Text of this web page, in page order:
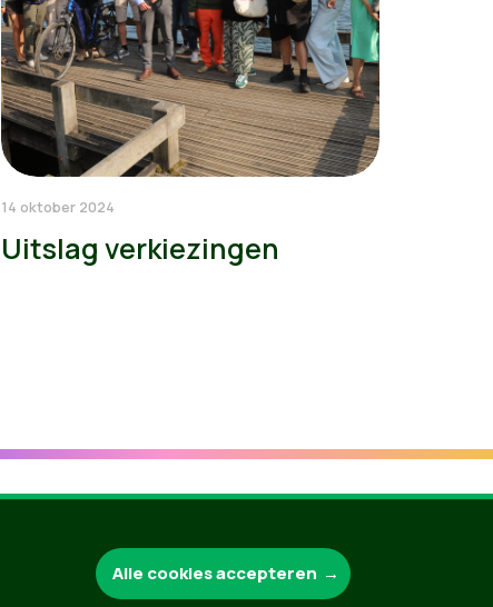
14 oktober 2024
Uitslag verkiezingen
Groen.be
Alle cookies accepteren